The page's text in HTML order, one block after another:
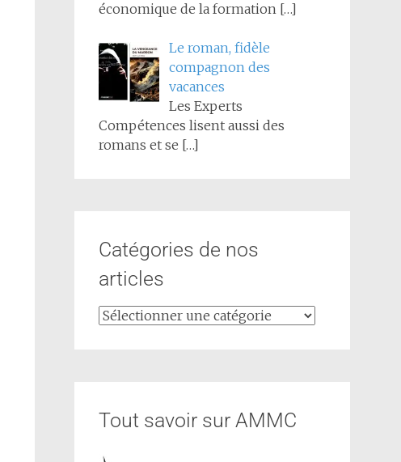
économique de la formation […]
Le roman, fidèle
compagnon des
vacances
Les Experts
Compétences lisent aussi des
romans et se […]
Catégories de nos
articles
Tout savoir sur AMMC